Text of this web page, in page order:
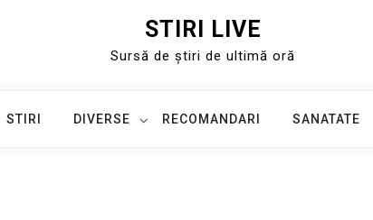
STIRI LIVE
Sursă de știri de ultimă oră
STIRI DIVERSE RECOMANDARI SANATATE